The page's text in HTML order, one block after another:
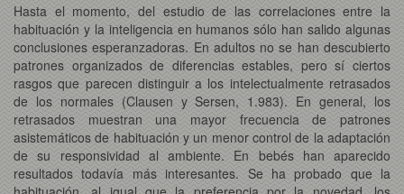
Hasta el momento, del estudio de las correlaciones entre la
habituación y la inteligencia en humanos sólo han salido algunas
conclusiones esperanzadoras. En adultos no se han descubierto
patrones organizados de diferencias estables, pero sí ciertos
rasgos que parecen distinguir a los intelectualmente retrasados
de los normales (Clausen y Sersen, 1.983). En general, los
retrasados muestran una mayor frecuencia de patrones
asistemáticos de habituación y un menor control de la adaptación
de su responsividad al ambiente. En bebés han aparecido
resultados todavía más interesantes. Se ha probado que la